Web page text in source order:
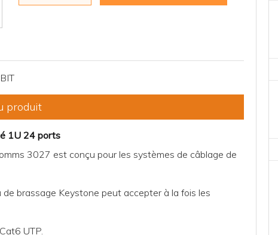
produit
1U 24 ports
3027 est conçu pour les systèmes de câblage de
brassage Keystone peut accepter à la fois les
UTP.